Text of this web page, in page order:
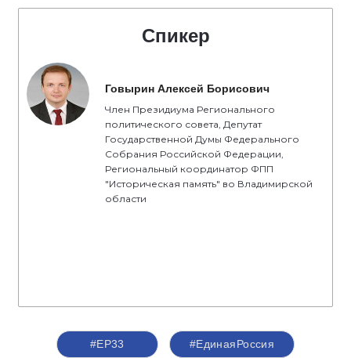
Спикер
Говырин Алексей Борисович
Член Президиума Регионального
политического совета, Депутат
Государственной Думы Федерального
Собрания Российской Федерации,
Региональный координатор ФПП
"Историческая память" во Владимирской
области
#ЕР33 #‎ЕдинаяРоссия